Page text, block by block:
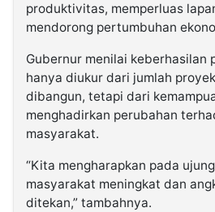
produktivitas, memperluas
mendorong pertumbuhan
Gubernur menilai keberhasilan
hanya diukur dari jumlah
dibangun, tetapi dari
menghadirkan perubahan
masyarakat.
“Kita mengharapkan pada
masyarakat meningkat dan
ditekan,” tambahnya.